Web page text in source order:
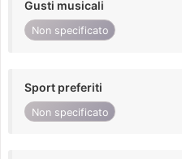
Gusti musicali
Non specificato
Sport preferiti
Non specificato